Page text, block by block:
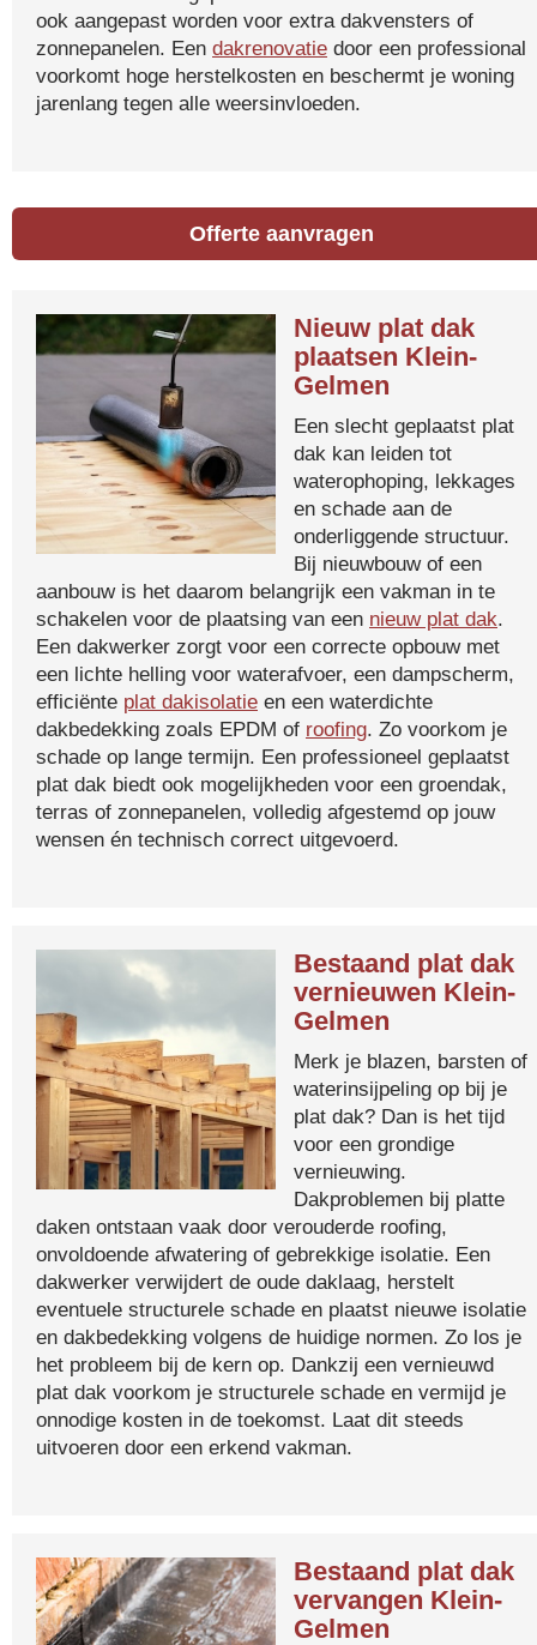
ook aangepast worden voor extra dakvensters of
zonnepanelen. Een dakrenovatie door een professional
voorkomt hoge herstelkosten en beschermt je woning
jarenlang tegen alle weersinvloeden.
Offerte aanvragen
Nieuw plat dak
plaatsen Klein-
Gelmen
Een slecht geplaatst plat
dak kan leiden tot
waterophoping, lekkages
en schade aan de
onderliggende structuur.
Bij nieuwbouw of een
aanbouw is het daarom belangrijk een vakman in te
schakelen voor de plaatsing van een nieuw plat dak.
Een dakwerker zorgt voor een correcte opbouw met
een lichte helling voor waterafvoer, een dampscherm,
efficiënte plat dakisolatie en een waterdichte
dakbedekking zoals EPDM of roofing. Zo voorkom je
schade op lange termijn. Een professioneel geplaatst
plat dak biedt ook mogelijkheden voor een groendak,
terras of zonnepanelen, volledig afgestemd op jouw
wensen én technisch correct uitgevoerd.
Bestaand plat dak
vernieuwen Klein-
Gelmen
Merk je blazen, barsten of
waterinsijpeling op bij je
plat dak? Dan is het tijd
voor een grondige
vernieuwing.
Dakproblemen bij platte
daken ontstaan vaak door verouderde roofing,
onvoldoende afwatering of gebrekkige isolatie. Een
dakwerker verwijdert de oude daklaag, herstelt
eventuele structurele schade en plaatst nieuwe isolatie
en dakbedekking volgens de huidige normen. Zo los je
het probleem bij de kern op. Dankzij een vernieuwd
plat dak voorkom je structurele schade en vermijd je
onnodige kosten in de toekomst. Laat dit steeds
uitvoeren door een erkend vakman.
Bestaand plat dak
vervangen Klein-
Gelmen